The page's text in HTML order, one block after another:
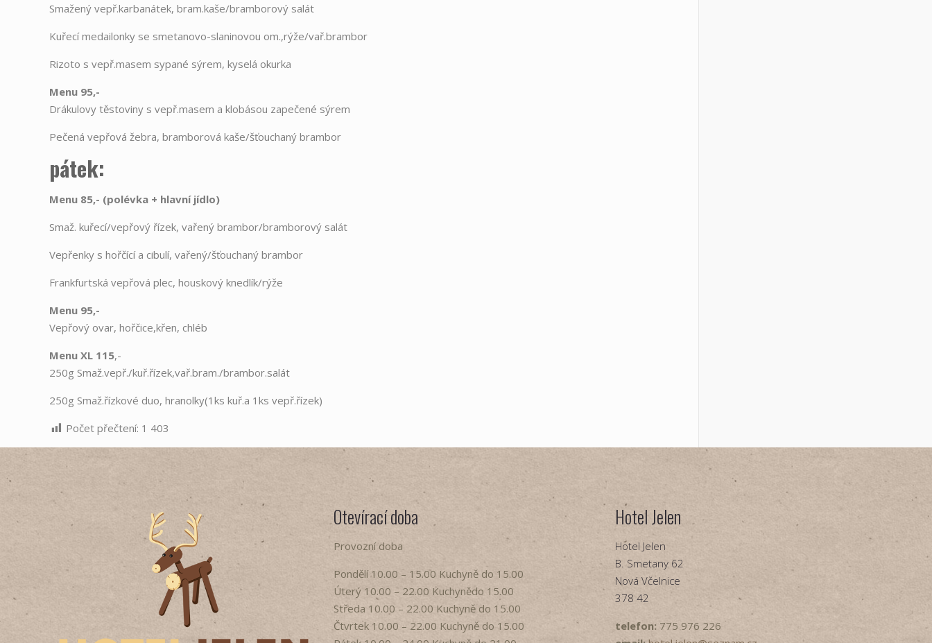
Smažený vepř.karbanátek, bram.kaše/bramborový salát
Kuřecí medailonky se smetanovo-slaninovou om.,rýže/vař.brambor
Rizoto s vepř.masem sypané sýrem, kyselá okurka
Menu 95,-
Drákulovy těstoviny s vepř.masem a klobásou zapečené sýrem
Pečená vepřová žebra, bramborová kaše/šťouchaný brambor
pátek:
Menu 85,- (polévka + hlavní jídlo)
Smaž. kuřecí/vepřový řízek, vařený brambor/bramborový salát
Vepřenky s hořčící a cibulí, vařený/šťouchaný brambor
Frankfurtská vepřová plec, houskový knedlík/rýže
Menu 95,-
Vepřový ovar, hořčice,křen, chléb
Menu XL 115,-
250g Smaž.vepř./kuř.řízek,vař.bram./brambor.salát
250g Smaž.řízkové duo, hranolky(1ks kuř.a 1ks vepř.řízek)
Počet přečtení: 1 403
Otevírací doba
Provozní doba
Pondělí​ 10.00 – 15.00​​ Kuchyně do 15.00
Úterý ​10.00 – 22.00​​ Kuchynědo 15.00
Středa ​10.00 – 22.00 ​​Kuchyně do 15.00
Čtvrtek​ 10.00 – 22.00 ​​Kuchyně do 15.00
Hotel Jelen
Hotel Jelen
B. Smetany 62
Nová Včelnice
378 42
telefon: 775 976 226